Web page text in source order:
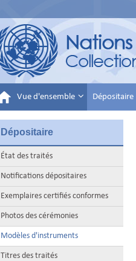
Vue d'ensemble Dépositaire
Dépositaire
État des traités
Notifications dépositaires
Exemplaires certifiés conformes
Photos des cérémonies
Modèles d'instruments
Titres des traités